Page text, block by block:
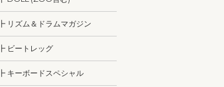
┣ リズム＆ドラムマガジン
┣ ビートレッグ
┣ キーボードスペシャル